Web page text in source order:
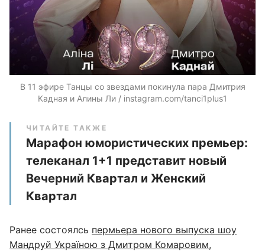
В 11 эфире Танцы со звездами покинула пара Дмитрия
Кадная и Алины Ли / instagram.com/tanci1plus1
ЧИТАЙТЕ ТАКЖЕ
Марафон юмористических премьер:
телеканал 1+1 представит новый
Вечерний Квартал и Женский
Квартал
Ранее состоялсь пермьера нового выпуска шоу
Мандруй Україною з Дмитром Комаровим,